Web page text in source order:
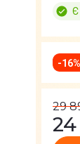
Є
-16%
29